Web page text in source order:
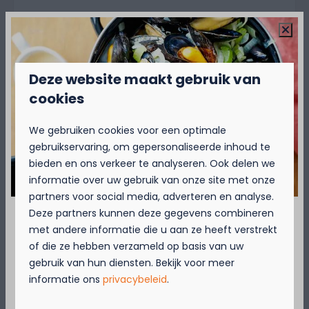
Meer info? Bekijk de algemene
voorwaarden
Over de camping
Over de omgeving
Beschikbaarheid en prijs
September = Mosselmaand!
Geniet van 2 t.e.m. 28 september van 50%
korting op de mosselprijs voor 2 personen
Deze website maakt gebruik van
cookies
We gebruiken cookies voor een optimale
gebruikservaring, om gepersonaliseerde inhoud te
bieden en ons verkeer te analyseren. Ook delen we
informatie over uw gebruik van onze site met onze
partners voor social media, adverteren en analyse.
Deze partners kunnen deze gegevens combineren
met andere informatie die u aan ze heeft verstrekt
of die ze hebben verzameld op basis van uw
gebruik van hun diensten. Bekijk voor meer
informatie onsprivacybeleid.